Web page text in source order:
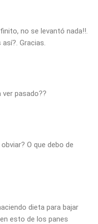
no se levantó nada!!.
Gracias.
ver pasado??
O que debo de
dieta para bajar
esto de los panes